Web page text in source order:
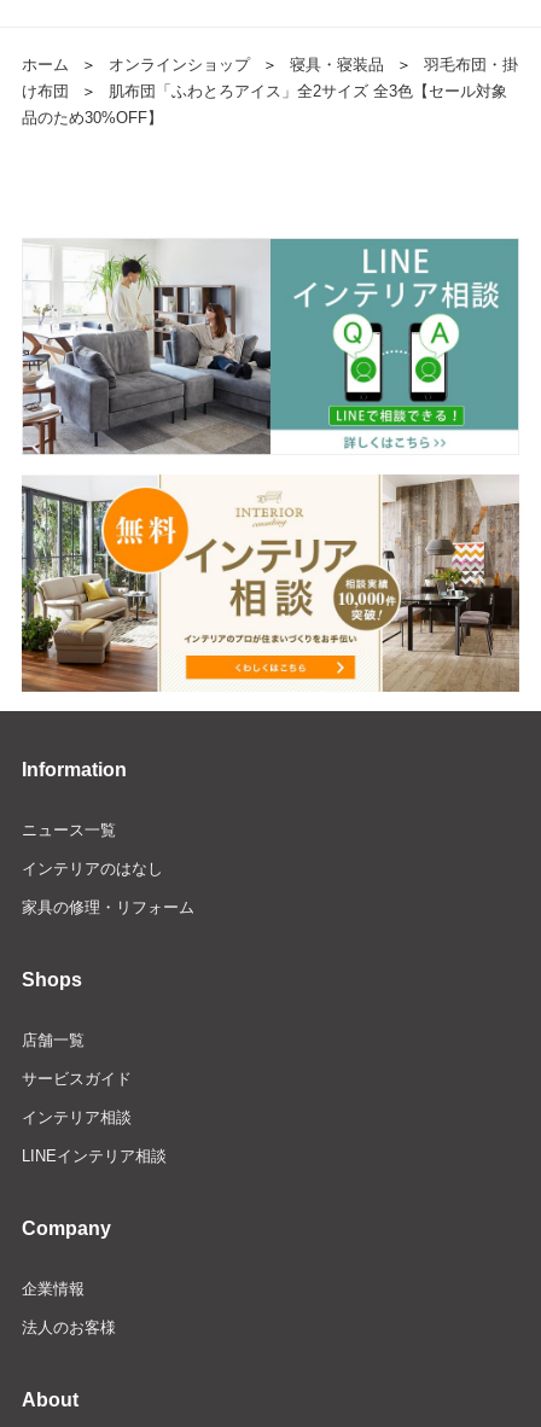
ホーム ＞ オンラインショップ ＞ 寝具・寝装品 ＞
羽毛布団・掛
け布団
＞
肌布団「ふわとろアイス」全2サイズ 全3色【セール対象
品のため30%OFF】
Information
ニュース一覧
インテリアのはなし
家具の修理・リフォーム
Shops
店舗一覧
サービスガイド
インテリア相談
LINEインテリア相談
Company
企業情報
法人のお客様
About